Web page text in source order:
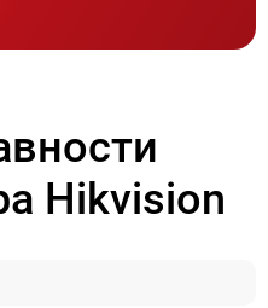
Hikvision